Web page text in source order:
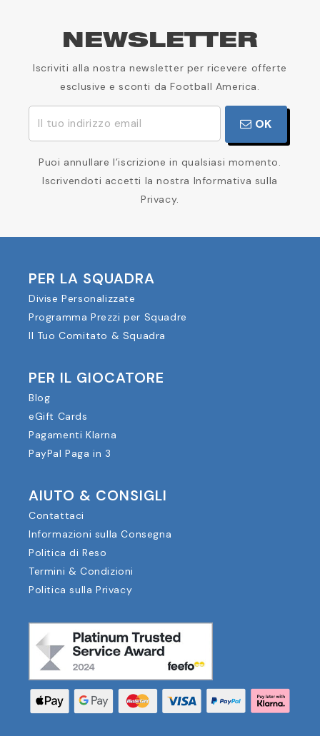
NEWSLETTER
Iscriviti alla nostra newsletter per ricevere offerte
esclusive e sconti da Football America.
OK
Puoi annullare l’iscrizione in qualsiasi momento.
Iscrivendoti accetti la nostra Informativa sulla
Privacy.
PER LA SQUADRA
Divise Personalizzate
Programma Prezzi per Squadre
Il Tuo Comitato & Squadra
PER IL GIOCATORE
Blog
eGift Cards
Pagamenti Klarna
PayPal Paga in 3
AIUTO & CONSIGLI
Contattaci
Informazioni sulla Consegna
Politica di Reso
Termini & Condizioni
Politica sulla Privacy